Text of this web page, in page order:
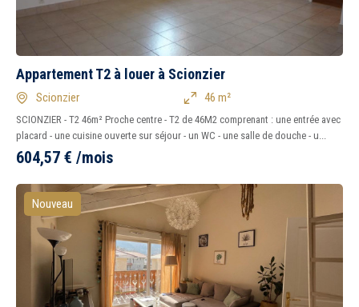
Appartement T2 à louer à Scionzier
Scionzier 46 m²
SCIONZIER - T2 46m² Proche centre - T2 de 46M2 comprenant : une entrée avec
placard - une cuisine ouverte sur séjour - un WC - une salle de douche - u...
604,57 € /mois
Nouveau